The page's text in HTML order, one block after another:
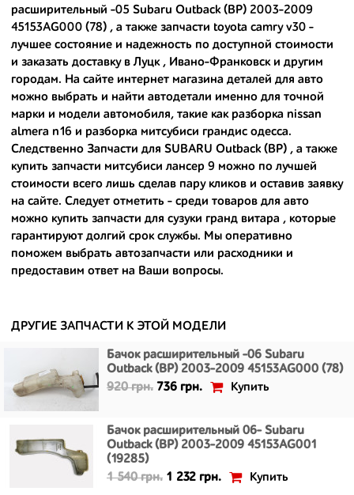
Многие наши оптовые клиенты рекомендуют именно нашу
разборку как надежного и проверенного продавца. Если вам
требуется приобрести оптовую партию деталей для японских
автомобилей, то консультанты нашего интернет-магазина
подберут вам товар и укомплектуют партию. Также мы поможем с
правильным выбором по каталогу автозапчастей.
Купить комплектующие для авто с разборки – хорошее решение.
Ведь наши запчасти:
- доступные по цене;
- сняты только с автомобилей, которые ездили по превосходным
европейским и японским дорогам;
- имеют большой запас прочности и невыробатанный ресурс, и
долго прослужат вам.
расширительный -05 Subaru Outback (BP) 2003-2009
45153AG000 (78) , а также запчасти toyota camry v30 -
лучшее состояние и надежность по доступной стоимости
и заказать доставку в Луцк , Ивано-Франковск и другим
городам. На сайте интернет магазина деталей для авто
можно выбрать и найти автодетали именно для точной
марки и модели автомобиля, такие как разборка nissan
almera n16 и разборка митсубиси грандис одесса.
Следственно Запчасти для SUBARU Outback (BP) , а также
купить запчасти митсубиси лансер 9 можно по лучшей
стоимости всего лишь сделав пару кликов и оставив заявку
на сайте. Следует отметить - среди товаров для авто
можно купить запчасти для сузуки гранд витара , которые
гарантируют долгий срок службы. Мы оперативно
поможем выбрать автозапчасти или расходники и
предоставим ответ на Ваши вопросы.
ДРУГИЕ ЗАПЧАСТИ К ЭТОЙ МОДЕЛИ
Бачок расширительный -06 Subaru
Outback (BP) 2003-2009 45153AG000 (78)
920 грн. 736 грн. Купить
Бачок расширительный 06- Subaru
Outback (BP) 2003-2009 45153AG001
(19285)
1 540 грн. 1 232 грн. Купить